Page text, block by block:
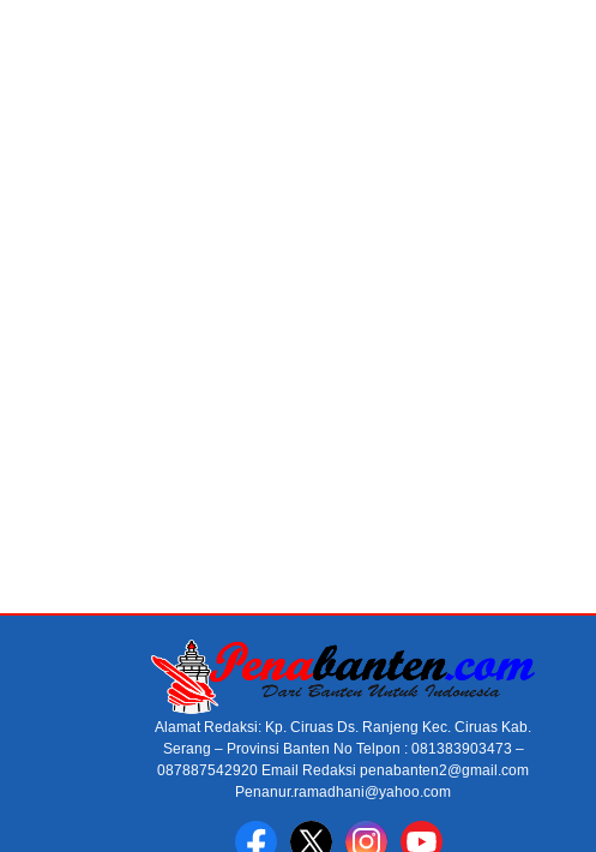
Alamat Redaksi: Kp. Ciruas Ds. Ranjeng Kec. Ciruas Kab.
Serang – Provinsi Banten No Telpon : 081383903473 –
087887542920 Email Redaksi penabanten2@gmail.com
Penanur.ramadhani@yahoo.com